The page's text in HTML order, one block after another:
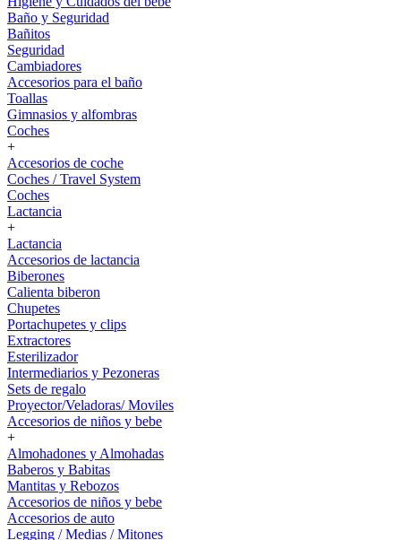
Baño y Seguridad
Bañitos
Seguridad
Cambiadores
Accesorios para el baño
Toallas
Gimnasios y alfombras
Coches
+
Accesorios de coche
Coches / Travel System
Coches
Lactancia
+
Lactancia
Accesorios de lactancia
Biberones
Calienta biberon
Chupetes
Portachupetes y clips
Extractores
Esterilizador
Intermediarios y Pezoneras
Sets de regalo
Proyector/Veladoras/ Moviles
Accesorios de niños y bebe
+
Almohadones y Almohadas
Baberos y Babitas
Mantitas y Rebozos
Accesorios de niños y bebe
Accesorios de auto
Legging / Medias / Mitones